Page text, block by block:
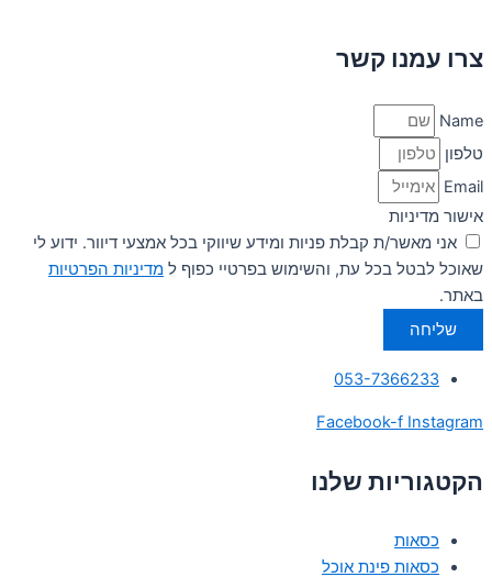
צרו עמנו קשר
Name
טלפון
Email
אישור מדיניות
אני מאשר/ת קבלת פניות ומידע שיווקי בכל אמצעי דיוור. ידוע לי
שאוכל לבטל בכל עת, והשימוש בפרטיי כפוף ל מדיניות הפרטיות
באתר.
שליחה
053-7366233
Facebook-f Instagram
הקטגוריות שלנו
כסאות
כסאות פינת אוכל